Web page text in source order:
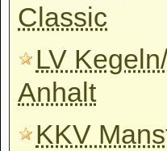
Classic
LV
Anhalt
KKV